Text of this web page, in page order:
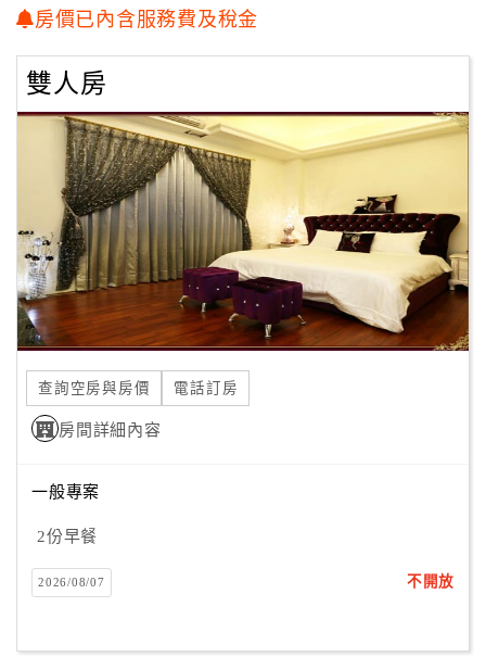
顧
務
意
度
訂
單
管
理
員
戶
房價已內含服務費及稅金
雙人房
查詢空房與房價 電話訂房
房間詳細內容
一般專案
2份早餐
2026/08/07 不開放